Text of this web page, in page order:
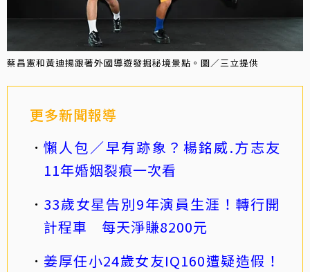
蔡昌憲和黃迪揚跟著外國導遊發掘秘境景點。圖／三立提供
更多新聞報導
懶人包／早有跡象？楊銘威.方志友
11年婚姻裂痕一次看
33歲女星告別9年演員生涯！轉行開
計程車 每天淨賺8200元
姜厚任小24歲女友IQ160遭疑造假！